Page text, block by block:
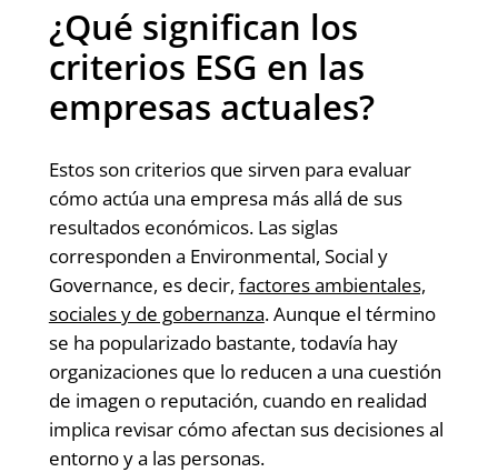
¿Qué significan los
criterios ESG en las
empresas actuales?
Estos son criterios que sirven para evaluar
cómo actúa una empresa más allá de sus
resultados económicos. Las siglas
corresponden a Environmental, Social y
Governance, es decir, factores ambientales,
sociales y de gobernanza. Aunque el término
se ha popularizado bastante, todavía hay
organizaciones que lo reducen a una cuestión
de imagen o reputación, cuando en realidad
implica revisar cómo afectan sus decisiones al
entorno y a las personas.